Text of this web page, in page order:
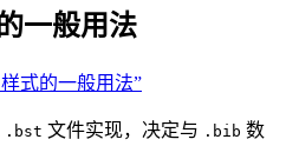
一般用法
样式的一般用法”
.bst 文件实现，决定与 .bib 数